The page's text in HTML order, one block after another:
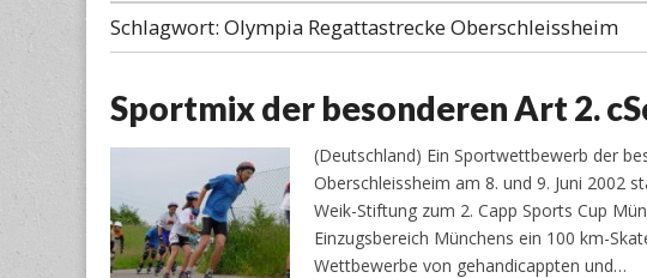
Schlagwort: Olympia Regattastrecke Oberschleissheim
Sportmix der besonderen Art 2.
(Deutschland) Ein Sportwettbewerb der
Oberschleissheim am 8. und 9. Juni 2002
Weik-Stiftung zum 2. Capp Sports Cup
Einzugsbereich Münchens ein 100 km-
Wettbewerbe von gehandicappten und…